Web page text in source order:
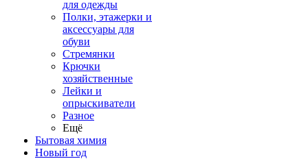
для одежды
Полки, этажерки и
аксессуары для
обуви
Стремянки
Крючки
хозяйственные
Лейки и
опрыскиватели
Разное
Ещё
Бытовая химия
Новый год